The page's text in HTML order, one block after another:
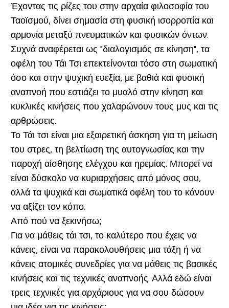
Έχοντας τις ρίζες του στην αρχαία φιλοσοφία του
Ταοϊσμού, δίνει σημασία στη φυσική ισορροπία και
αρμονία μεταξύ πνευματικών και φυσικών όντων.
Συχνά αναφέρεται ως "διαλογισμός σε κίνηση", τα
οφέλη του Τάι Τσι επεκτείνονται τόσο στη σωματική
όσο και στην ψυχική ευεξία, με βαθιά και φυσική
αναπνοή που εστιάζει το μυαλό στην κίνηση και
κυκλικές κινήσεις που χαλαρώνουν τους μυς και τις
αρθρώσεις.
Το Τάι τσι είναι μια εξαιρετική άσκηση για τη μείωση
του στρες, τη βελτίωση της αυτογνωσίας και την
παροχή αίσθησης ελέγχου και ηρεμίας. Μπορεί να
είναι δύσκολο να κυριαρχήσεις από μόνος σου,
αλλά τα ψυχικά και σωματικά οφέλη του το κάνουν
να αξίζει τον κόπο.
Από πού να ξεκινήσω;
Για να μάθεις τάι τσι, το καλύτερο που έχεις να
κάνεις, είναι να παρακολουθήσεις μια τάξη ή να
κάνεις ατομικές συνεδρίες για να μάθεις τις βασικές
κινήσεις και τις τεχνικές αναπνοής. Αλλά εδώ είναι
τρεις τεχνικές για αρχάριους για να σου δώσουν